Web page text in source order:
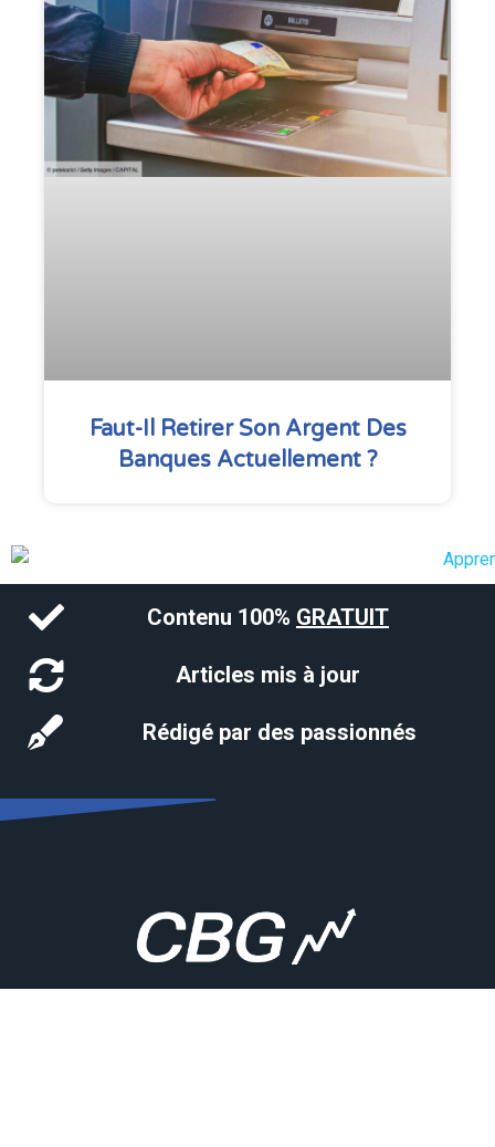
Faut-Il Retirer Son Argent Des
Banques Actuellement ?
Contenu 100% GRATUIT
Articles mis à jour
Rédigé par des passionnés